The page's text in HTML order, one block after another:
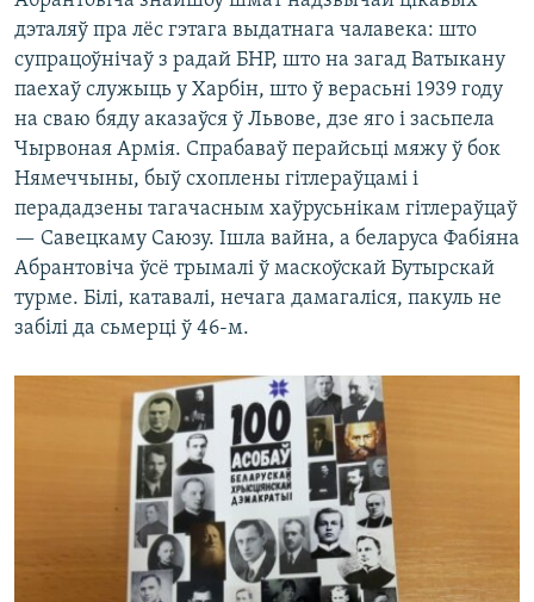
дэталяў пра лёс гэтага выдатнага чалавека: што
супрацоўнічаў з радай БНР, што на загад Ватыкану
паехаў служыць у Харбін, што ў верасьні 1939 году
на сваю бяду аказаўся ў Львове, дзе яго і засьпела
Чырвоная Армія. Спрабаваў перайсьці мяжу ў бок
Нямеччыны, быў схоплены гітлераўцамі і
перададзены тагачасным хаўрусьнікам гітлераўцаў
— Савецкаму Саюзу. Ішла вайна, а беларуса Фабіяна
Абрантовіча ўсё трымалі ў маскоўскай Бутырскай
турме. Білі, катавалі, нечага дамагаліся, пакуль не
забілі да сьмерці ў 46-м.